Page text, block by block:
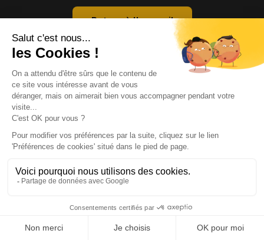
Retour à l'accueil